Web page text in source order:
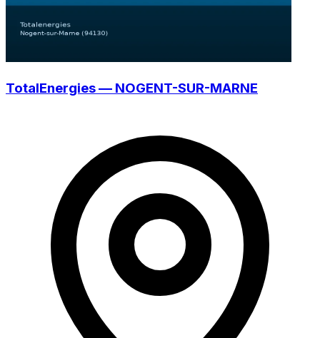
TotalEnergies — NOGENT-SUR-MARNE